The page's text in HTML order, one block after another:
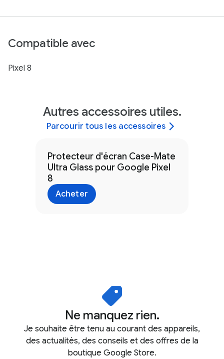
Compatible avec
Pixel 8
Autres accessoires utiles.
Parcourir tous les accessoires
Protecteur d'écran Case-Mate
Ultra Glass pour Google Pixel
8
Acheter
Ne manquez rien.
Je souhaite être tenu au courant des appareils,
des actualités, des conseils et des offres de la
boutique Google Store.